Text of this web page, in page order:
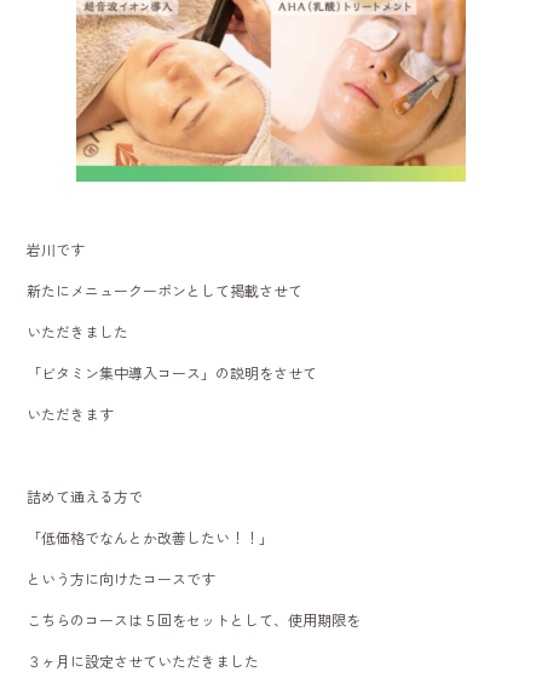
岩川です
新たにメニュークーポンとして掲載させて
いただきました
「ビタミン集中導入コース」の説明をさせて
いただきます
詰めて通える方で
「低価格でなんとか改善したい！！」
という方に向けたコースです
こちらのコースは５回をセットとして、使用期限を
３ヶ月に設定させていただきました